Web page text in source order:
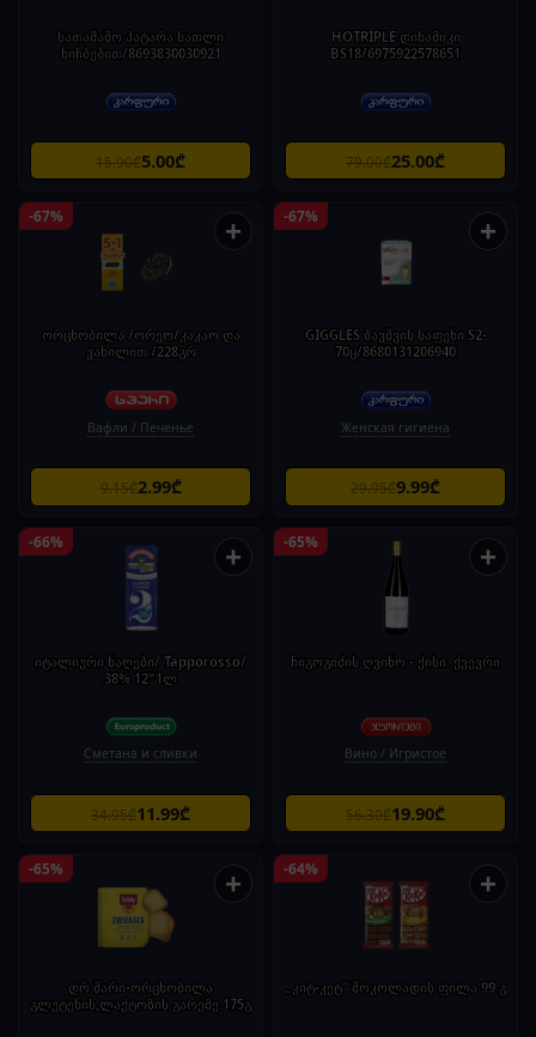
სათამაშო პატარა სათლი
ნიჩბებით/8693830030921
15.90₾5.00₾
HOTRIPLE დინამიკი
BS18/6975922578651
79.00₾25.00₾
-67% +
ორცხობილა /ორეო/კაკაო და
ვანილით /228გრ
Вафли / Печенье
9.15₾2.99₾
-67% +
GIGGLES ბავშვის საფენი S2-
70ც/8680131206940
Женская гигиена
29.95₾9.99₾
-66% +
იტალიური ნაღები/ Tapporosso/
38% 12*1ლ
Сметана и сливки
34.95₾11.99₾
-65% +
ჩიგოგიძის ღვინო - ქისი. ქვევრი
Вино / Игристое
56.30₾19.90₾
-65% +
დრ.შარი-ორცხობილა
გლუტენის,ლაქტოზის გარეშე.175გ
-64% +
„კიტ-კეტ“ შოკოლადის ფილა 99 გ